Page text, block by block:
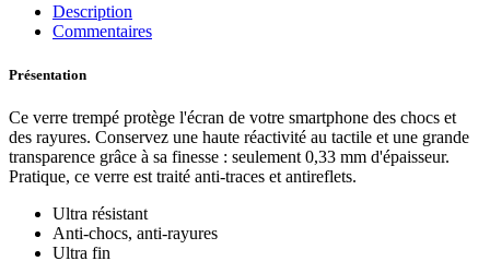
Description
Commentaires
Présentation
Ce verre trempé protège l'écran de votre smartphone des chocs et
des rayures. Conservez une haute réactivité au tactile et une grande
transparence grâce à sa finesse : seulement 0,33 mm d'épaisseur.
Pratique, ce verre est traité anti-traces et antireflets.
Ultra résistant
Anti-chocs, anti-rayures
Ultra fin